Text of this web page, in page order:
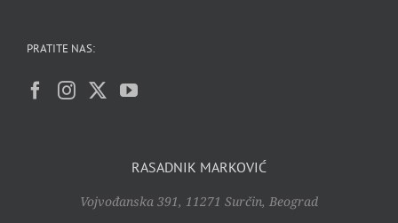
PRATITE NAS:
RASADNIK MARKOVIĆ
Vojvođanska 391, 11271 Surčin, Beograd